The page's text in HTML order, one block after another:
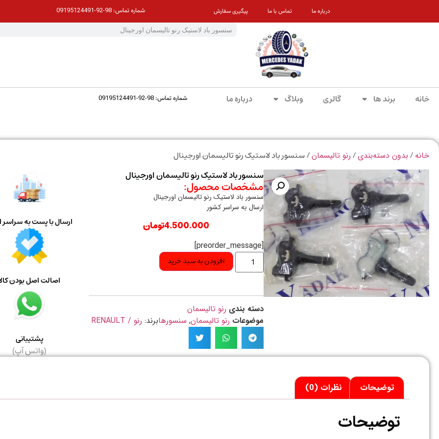
درباره ما تماس با ما پیگیری سفارش شماره تماس: 98-92-09195124491
خانه برند ها گالری وبلاگ درباره ما شماره تماس: 98-92-09195124491
خانه / بدون دسته‌بندی/ رنو تالیسمان/ سنسور باد لاستیک رنو تالیسمان اورجینال
سنسور باد لاستیک رنو تالیسمان اورجینال
مشخصات محصول:
سنسور باد لاستیک رنو تالیسمان اورجینال
ارسال به سراسر کشور
4.500.000تومان
[preorder_message]
افزودن به سبد خرید
دسته بندی رنو تالیسمان
موضوعات رنو تالیسمان, سنسورهابرند: رنو / RENAULT
ارسال با پست به سراسر
اصالت اصل بودن
پشتیبانی
(واتس آپ)
توضیحات نظرات (0)
توضیحات